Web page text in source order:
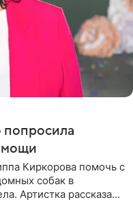
попросила
Киркорова помочь с
собак в
Артистка рассказала